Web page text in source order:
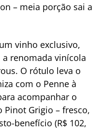
– meia porção sai a
vinho exclusivo,
renomada vinícola
O rótulo leva o
com o Penne à
acompanhar o
Pinot Grigio – fresco,
benefício (R$ 102,